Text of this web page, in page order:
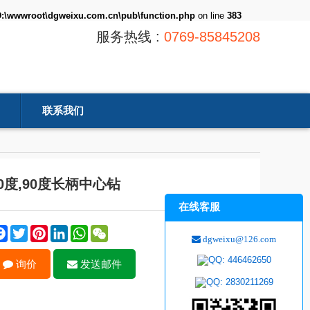
on line 383
服务热线 : 0769-85845208
联系我们
度,90度长柄中心钻
Facebook
TwitterPinterestLinkedInWhatsApp
询价 发送邮件
在线客服
dgweixu@126.com